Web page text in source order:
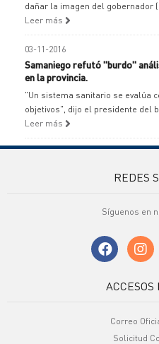
dañar la imagen del gobernador
Leer más
03-11-2016
Samaniego refutó "burdo"
en la provincia.
"Un sistema sanitario se evalúa
objetivos", dijo el presidente del
Leer más
REDES
Síguenos en
ACCESOS
Correo
Solicitud